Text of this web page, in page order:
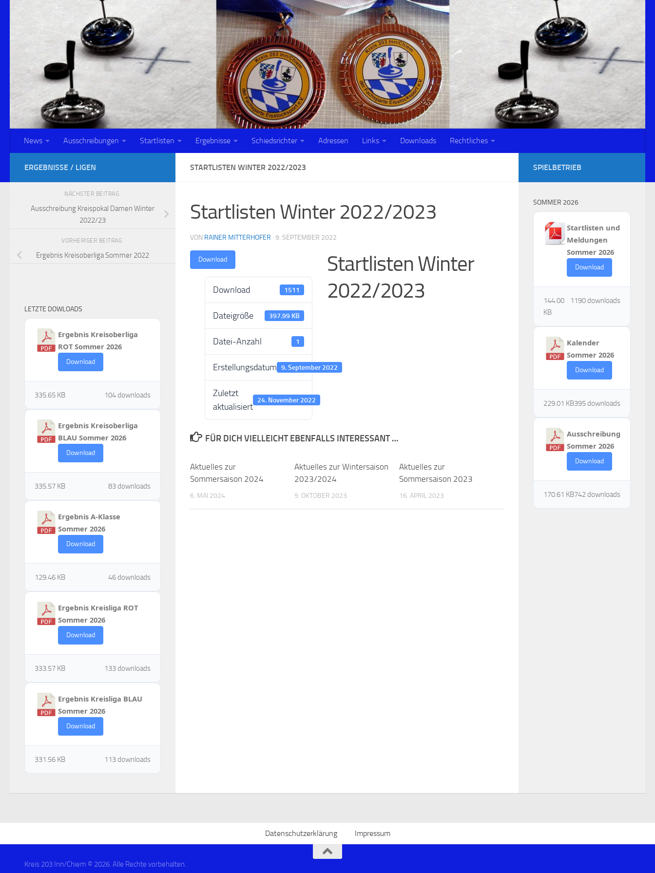
News Ausschreibungen Startlisten Ergebnisse Schiedsrichter Adressen Links Downloads Rechtliches
STARTLISTEN WINTER 2022/2023
Startlisten Winter 2022/2023
VON RAINER MITTERHOFER · 9. SEPTEMBER 2022
Download
Download 1511
Dateigröße 397.99 KB
Datei-Anzahl 1
Erstellungsdatum 9. September 2022
Zuletzt
aktualisiert
24. November 2022
Startlisten Winter
2022/2023
FÜR DICH VIELLEICHT EBENFALLS INTERESSANT …
Aktuelles zur
Sommersaison 2024
6. MAI 2024
Aktuelles zur Wintersaison
2023/2024
9. OKTOBER 2023
Aktuelles zur
Sommersaison 2023
16. APRIL 2023
ERGEBNISSE / LIGEN
NÄCHSTER BEITRAG
Ausschreibung Kreispokal Damen Winter
2022/23
VORHERIGER BEITRAG
Ergebnis Kreisoberliga Sommer 2022
LETZTE DOWLOADS
Ergebnis Kreisoberliga
ROT Sommer 2026
Download
104 downloads
335.65 KB
Ergebnis Kreisoberliga
BLAU Sommer 2026
Download
83 downloads
335.57 KB
Ergebnis A-Klasse
Sommer 2026
Download
46 downloads
129.46 KB
Ergebnis Kreisliga ROT
Sommer 2026
Download
133 downloads
333.57 KB
Ergebnis Kreisliga BLAU
Sommer 2026
Download
113 downloads
331.56 KB
SPIELBETRIEB
SOMMER 2026
Startlisten und
Meldungen
Sommer 2026
Download
1190 downloads
144.00
KB
Kalender
Sommer 2026
Download
395 downloads
229.01 KB
Ausschreibung
Sommer 2026
Download
742 downloads
170.61 KB
Datenschutzerklärung Impressum
Kreis 203 Inn/Chiem © 2026. Alle Rechte vorbehalten.